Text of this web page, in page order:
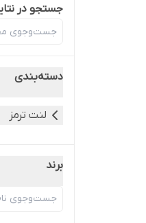
جستجو در
دسته‌بندی
لنت ترمز
برند